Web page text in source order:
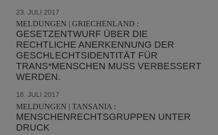
23. JULI 2017
MELDUNGEN | GRIECHENLAND :
GESETZENTWURF ÜBER DIE
RECHTLICHE ANERKENNUNG DER
GESCHLECHTSIDENTITÄT FÜR
TRANS*MENSCHEN MUSS VERBESSERT
WERDEN.
18. JULI 2017
MELDUNGEN | TANSANIA :
MENSCHENRECHTSGRUPPEN UNTER
DRUCK